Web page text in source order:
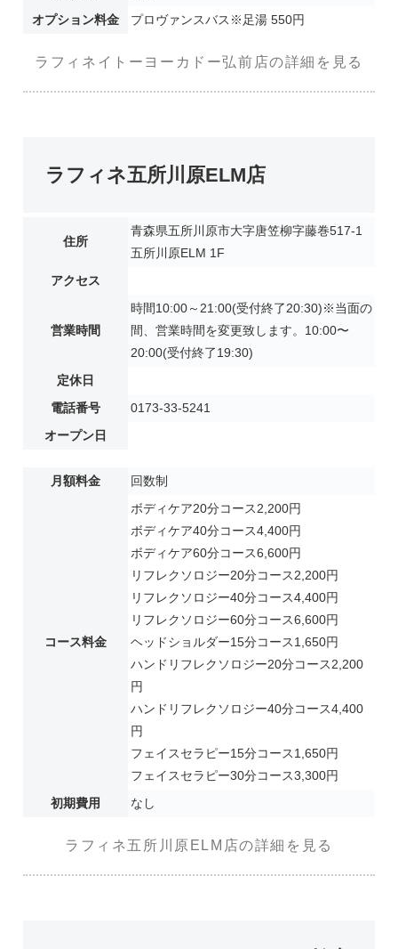
オプション料金
プロヴァンスバス※足湯 550円
ラフィネイトーヨーカドー弘前店の詳細を見る
ラフィネ五所川原ELM店
住所
青森県五所川原市大字唐笠柳字藤巻517-1
五所川原ELM 1F
アクセス
営業時間
時間10:00～21:00(受付終了20:30)※当面の
間、営業時間を変更致します。10:00〜
20:00(受付終了19:30)
定休日
電話番号
0173-33-5241
オープン日
月額料金 回数制
コース料金
ボディケア20分コース2,200円
ボディケア40分コース4,400円
ボディケア60分コース6,600円
リフレクソロジー20分コース2,200円
リフレクソロジー40分コース4,400円
リフレクソロジー60分コース6,600円
ヘッドショルダー15分コース1,650円
ハンドリフレクソロジー20分コース2,200
円
ハンドリフレクソロジー40分コース4,400
円
フェイスセラピー15分コース1,650円
フェイスセラピー30分コース3,300円
初期費用
なし
ラフィネ五所川原ELM店の詳細を見る